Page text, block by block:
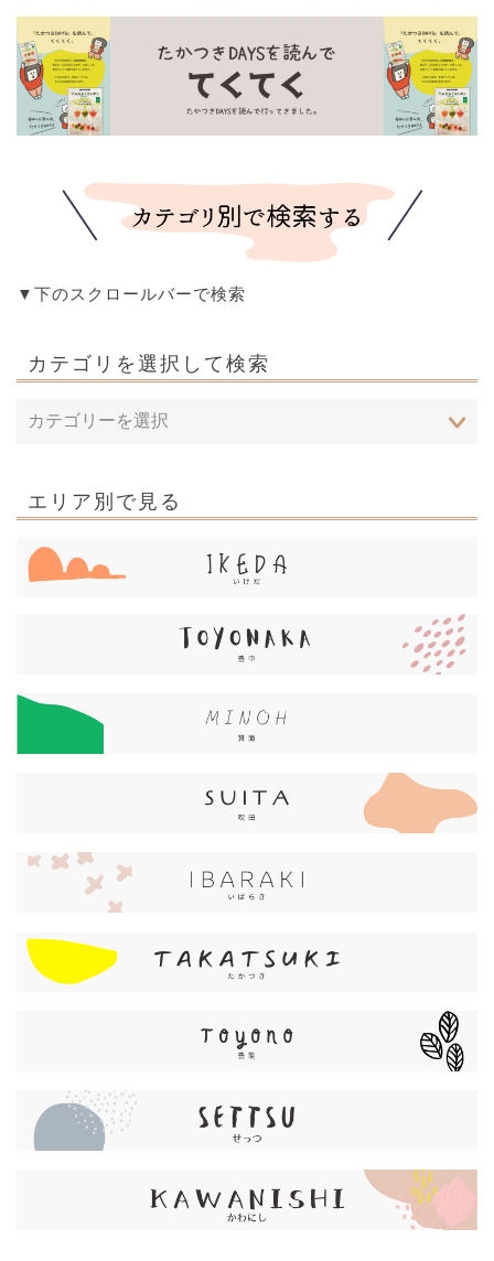
▼下のスクロールバーで検索
カテゴリを選択して検索
エリア別で見る